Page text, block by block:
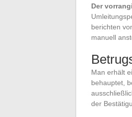
Der
berichten
manuell
Man erhält
behauptet,
der